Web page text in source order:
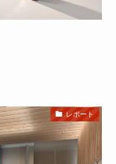
レポート